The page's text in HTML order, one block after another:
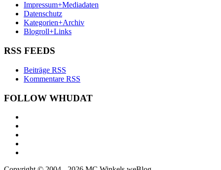
Impressum+Mediadaten
Datenschutz
Kategorien+Archiv
Blogroll+Links
RSS FEEDS
Beiträge RSS
Kommentare RSS
FOLLOW WHUDAT